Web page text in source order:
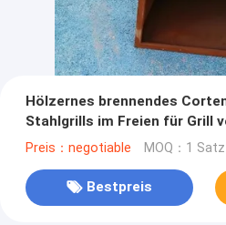
Hölzernes brennendes
Stahlgrills im Freien für Grill
Preis：negotiable MOQ：1 Satz
Bestpreis